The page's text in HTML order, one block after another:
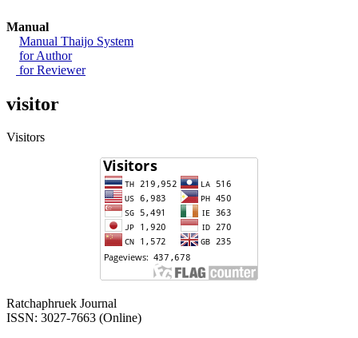
Manual
Manual Thaijo System
for Author
for Reviewer
visitor
Visitors
Ratchaphruek Journal
ISSN: 3027-7663 (Online)